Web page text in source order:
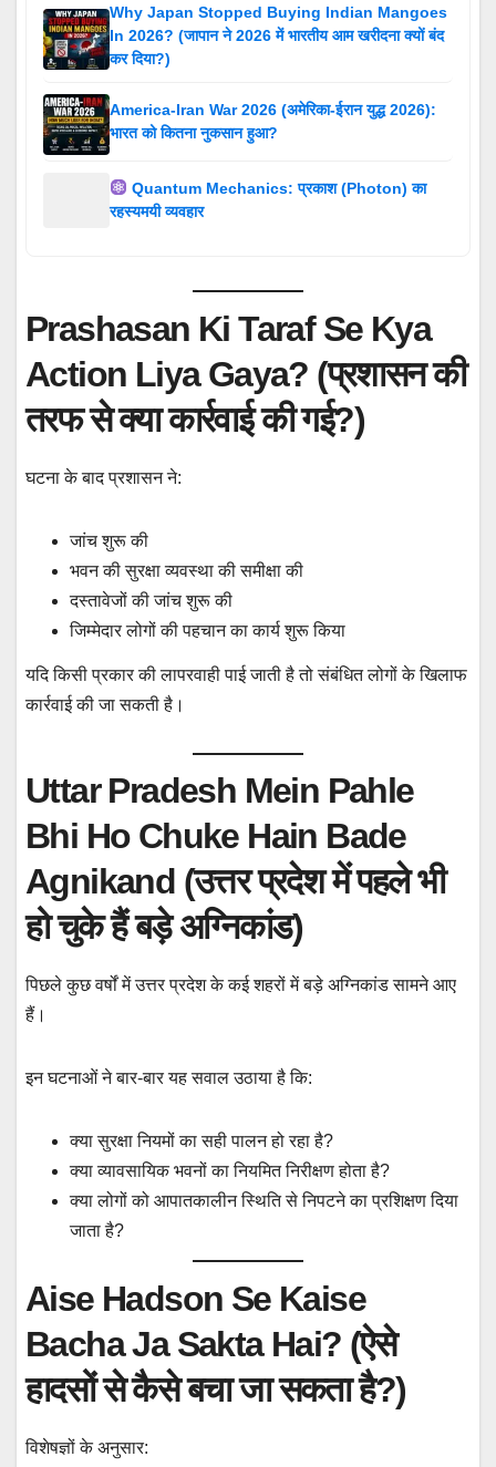
Why Japan Stopped Buying Indian Mangoes
In 2026? (जापान ने 2026 में भारतीय आम खरीदना क्यों बंद
कर दिया?)
America-Iran War 2026 (अमेरिका-ईरान युद्ध 2026):
भारत को कितना नुकसान हुआ?
Quantum Mechanics: प्रकाश (Photon) का
रहस्यमयी व्यवहार
Prashasan Ki Taraf Se Kya
Action Liya Gaya? (प्रशासन की
तरफ से क्या कार्रवाई की गई?)
घटना के बाद प्रशासन ने:
जांच शुरू की
भवन की सुरक्षा व्यवस्था की समीक्षा की
दस्तावेजों की जांच शुरू की
जिम्मेदार लोगों की पहचान का कार्य शुरू किया
यदि किसी प्रकार की लापरवाही पाई जाती है तो संबंधित लोगों के खिलाफ
कार्रवाई की जा सकती है।
Uttar Pradesh Mein Pahle
Bhi Ho Chuke Hain Bade
Agnikand (उत्तर प्रदेश में पहले भी
हो चुके हैं बड़े अग्निकांड)
पिछले कुछ वर्षों में उत्तर प्रदेश के कई शहरों में बड़े अग्निकांड सामने आए
हैं।
इन घटनाओं ने बार-बार यह सवाल उठाया है कि:
क्या सुरक्षा नियमों का सही पालन हो रहा है?
क्या व्यावसायिक भवनों का नियमित निरीक्षण होता है?
क्या लोगों को आपातकालीन स्थिति से निपटने का प्रशिक्षण दिया
जाता है?
Aise Hadson Se Kaise
Bacha Ja Sakta Hai? (ऐसे
हादसों से कैसे बचा जा सकता है?)
विशेषज्ञों के अनुसार: